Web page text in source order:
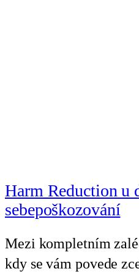
Harm Reduction u
sebepoškozování
Mezi kompletním
kdy se vám povede